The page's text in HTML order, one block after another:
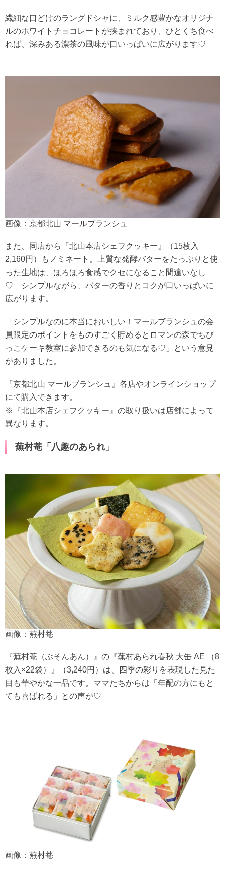
繊細な口どけのラングドシャに、ミルク感豊かなオリジナ
ルのホワイトチョコレートが挟まれており、ひとくち食べ
れば、深みある濃茶の風味が口いっぱいに広がります♡
画像：京都北山 マールブランシュ
また、同店から『北山本店シェフクッキー』（15枚入
2,160円）もノミネート。上質な発酵バターをたっぷりと使
った生地は、ほろほろ食感でクセになること間違いなし
♡ シンプルながら、バターの香りとコクが口いっぱいに
広がります。
「シンプルなのに本当においしい！マールブランシュの会
員限定のポイントをものすごく貯めるとロマンの森でちび
っこケーキ教室に参加できるのも気になる♡」という意見
がありました。
『京都北山 マールブランシュ』各店やオンラインショップ
にて購入できます。
※『北山本店シェフクッキー』の取り扱いは店舗によって
異なります。
蕪村菴「八趣のあられ」
画像：蕪村菴
『蕪村菴（ぶそんあん）』の『蕪村あられ春秋 大缶 AE （8
枚入×22袋）』（3,240円）は、四季の彩りを表現した見た
目も華やかな一品です。ママたちからは「年配の方にもと
ても喜ばれる」との声が♡
画像：蕪村菴